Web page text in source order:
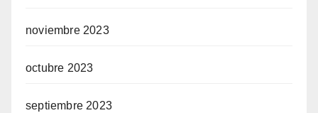
noviembre 2023
octubre 2023
septiembre 2023